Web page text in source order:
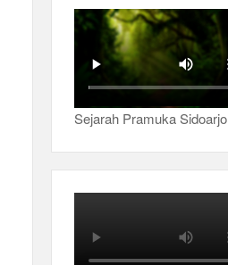
Sejarah Pramuka Sidoarjo